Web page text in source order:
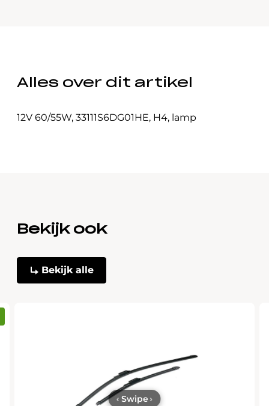
Alles over dit artikel
12V 60/55W, 33111S6DG01HE, H4, lamp
Bekijk ook
Bekijk alle
‹ Swipe ›